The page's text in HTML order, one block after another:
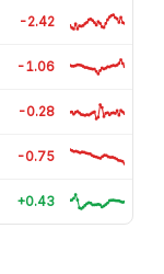
-2.42
-1.06
-0.28
-0.75
+0.43